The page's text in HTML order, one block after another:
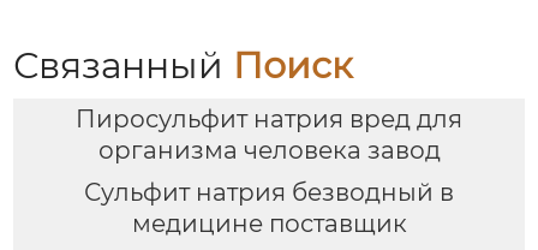
Связанный Поиск
Пиросульфит натрия вред для
организма человека завод
Сульфит натрия безводный в
медицине поставщик